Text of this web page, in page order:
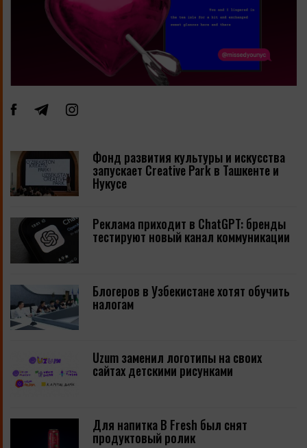
Фонд развития культуры и искусства
запускает Creative Park в Ташкенте и
Нукусе
Реклама приходит в ChatGPT: бренды
тестируют новый канал коммуникации
Блогеров в Узбекистане хотят обучить
налогам
Uzum заменил логотипы на своих
сайтах детскими рисунками
Для напитка B Fresh был снят
продуктовый ролик